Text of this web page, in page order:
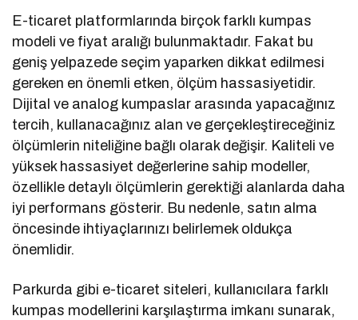
E-ticaret platformlarında birçok farklı kumpas
modeli ve fiyat aralığı bulunmaktadır. Fakat bu
geniş yelpazede seçim yaparken dikkat edilmesi
gereken en önemli etken, ölçüm hassasiyetidir.
Dijital ve analog kumpaslar arasında yapacağınız
tercih, kullanacağınız alan ve gerçekleştireceğiniz
ölçümlerin niteliğine bağlı olarak değişir. Kaliteli ve
yüksek hassasiyet değerlerine sahip modeller,
özellikle detaylı ölçümlerin gerektiği alanlarda daha
iyi performans gösterir. Bu nedenle, satın alma
öncesinde ihtiyaçlarınızı belirlemek oldukça
önemlidir.
Parkurda gibi e-ticaret siteleri, kullanıcılara farklı
kumpas modellerini karşılaştırma imkanı sunarak,